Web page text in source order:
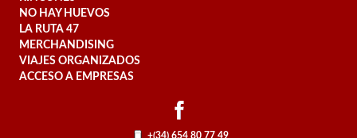
NO HAY HUEVOS
LA RUTA 47
MERCHANDISING
VIAJES ORGANIZADOS
ACCESO A EMPRESAS
+(34) 654 80 77 49